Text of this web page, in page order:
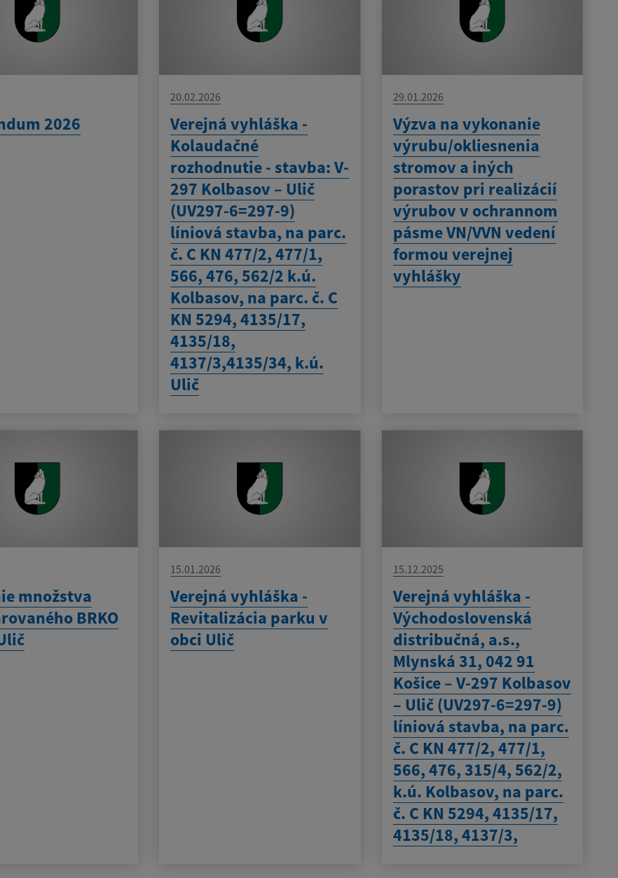
2026
20.02.2026
Verejná vyhláška -
Kolaudačné
rozhodnutie - stavba: V-
297 Kolbasov – Ulič
(UV297-6=297-9)
líniová stavba, na parc.
č. C KN 477/2, 477/1,
566, 476, 562/2 k.ú.
Kolbasov, na parc. č. C
KN 5294, 4135/17,
4135/18,
4137/3,4135/34, k.ú.
Ulič
29.01.2026
Výzva na vykonanie
výrubu/okliesnenia
stromov a iných
porastov pri realizácií
výrubov v ochrannom
pásme VN/VVN vedení
formou verejnej
vyhlášky
množstva
BRKO
15.01.2026
Verejná vyhláška -
Revitalizácia parku v
obci Ulič
15.12.2025
Verejná vyhláška -
Východoslovenská
distribučná, a.s.,
Mlynská 31, 042 91
Košice – V-297 Kolbasov
– Ulič (UV297-6=297-9)
líniová stavba, na parc.
č. C KN 477/2, 477/1,
566, 476, 315/4, 562/2,
k.ú. Kolbasov, na parc.
č. C KN 5294, 4135/17,
4135/18, 4137/3,